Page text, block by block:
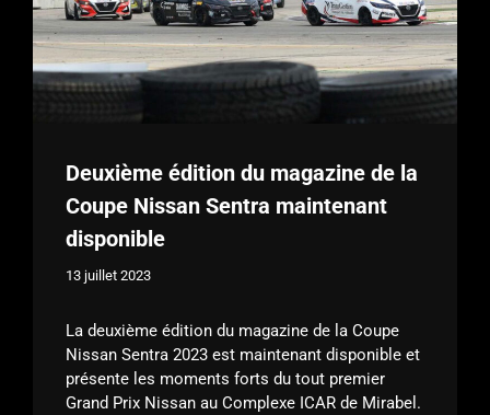
Deuxième édition du magazine de la
Coupe Nissan Sentra maintenant
disponible
13 juillet 2023
La deuxième édition du magazine de la Coupe
Nissan Sentra 2023 est maintenant disponible et
présente les moments forts du tout premier
Grand Prix Nissan au Complexe ICAR de Mirabel.